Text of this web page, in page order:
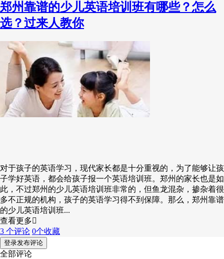
郑州靠谱的少儿英语培训班有哪些？怎么
选？过来人教你
对于孩子的英语学习，现代家长都是十分重视的，为了能够让孩
子学好英语，都会给孩子报一个英语培训班。郑州的家长也是如
此，不过郑州的少儿英语培训班非常的，但鱼龙混杂，掺杂着很
多不正规的机构，孩子的英语学习得不到保障。那么，郑州靠谱
的少儿英语培训班...
查看更多
3 个评论 0个收藏
登录发布评论
全部评论